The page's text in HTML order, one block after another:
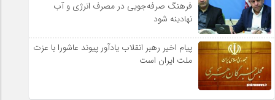
فرهنگ صرفه‌جویی در مصرف انرژی و آب
نهادینه شود
پیام اخیر رهبر انقلاب یادآور پیوند عاشورا با عزت
ملت ایران است